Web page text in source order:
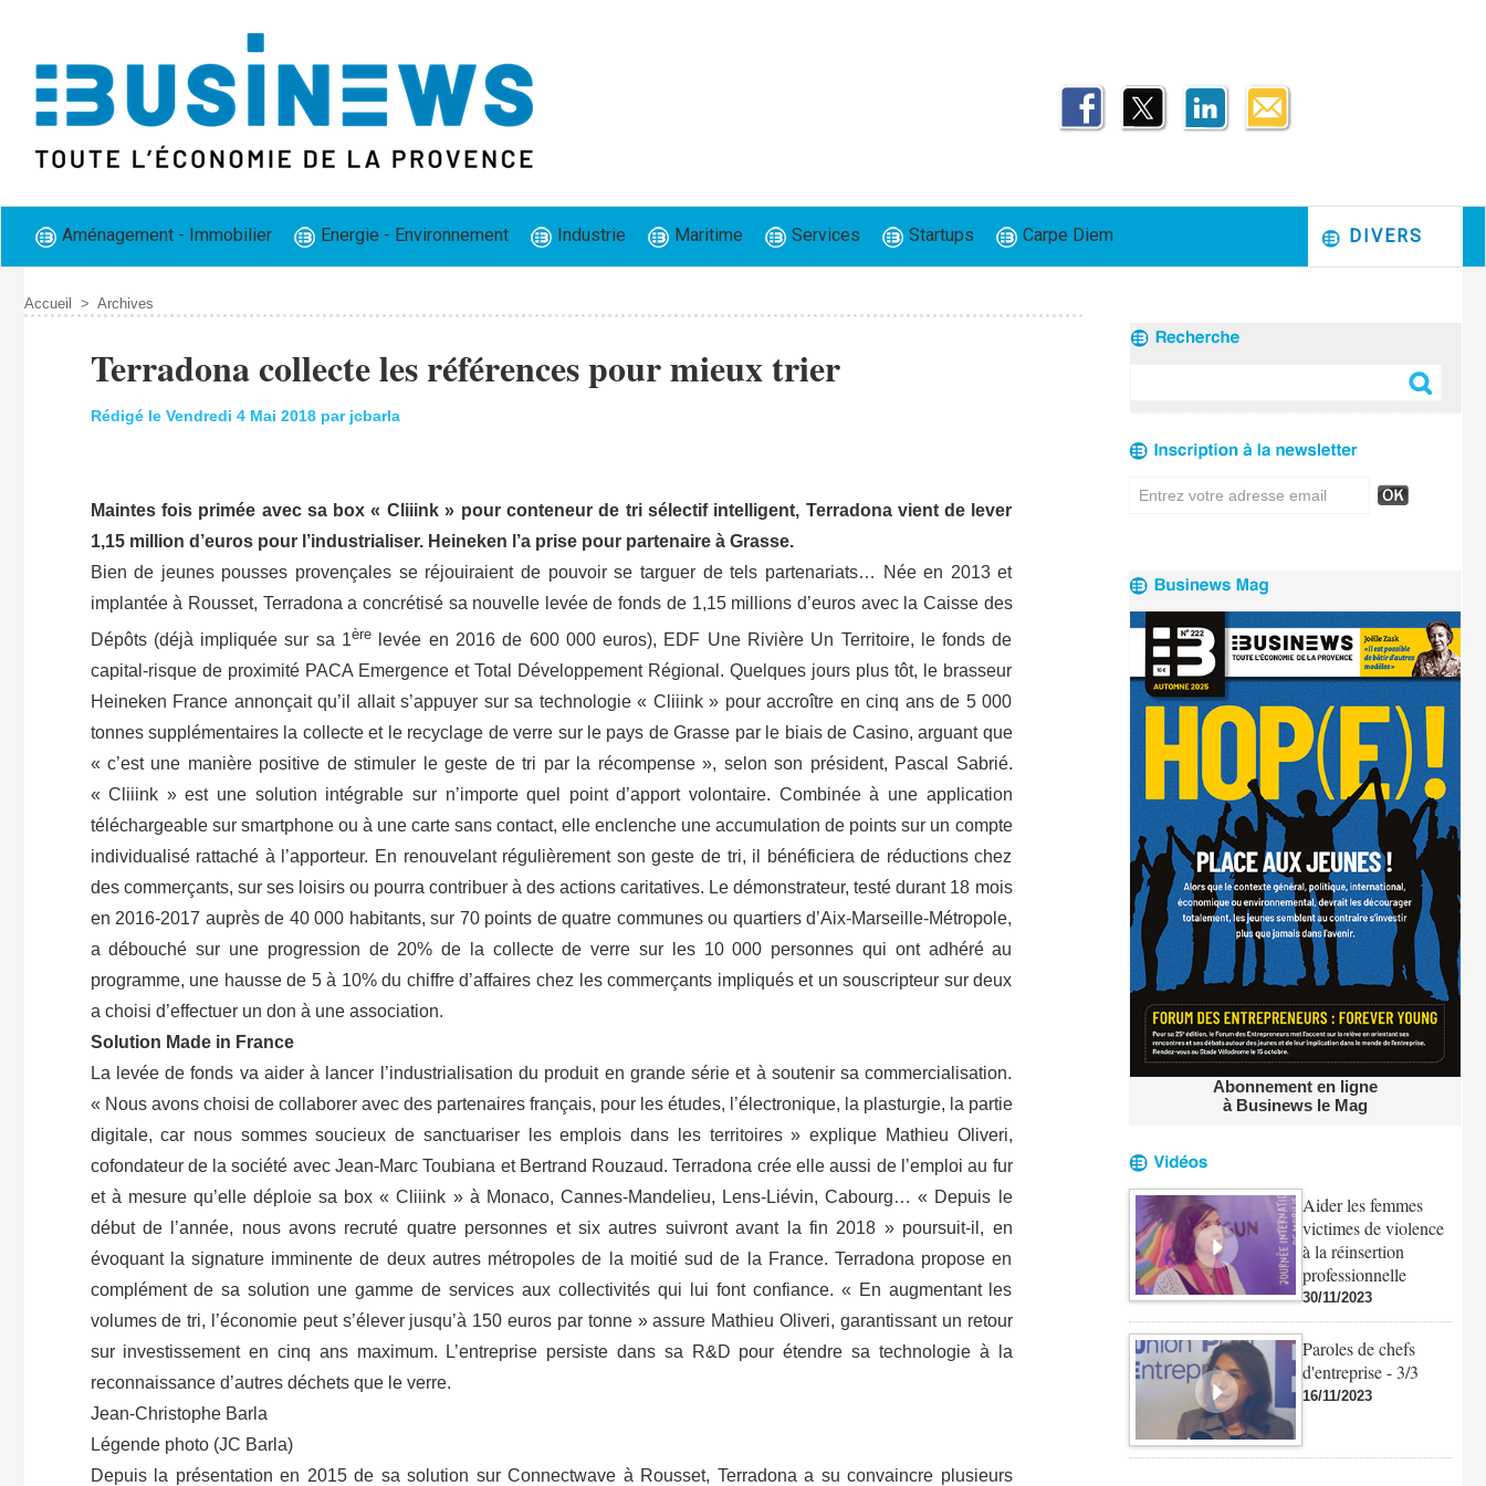
Aménagement - Immobilier Energie - Environnement Industrie Maritime Services Startups Carpe Diem DIVERS
Accueil > Archives
Terradona collecte les références pour mieux trier
Rédigé le Vendredi 4 Mai 2018 par jcbarla
Maintes fois primée avec sa box « Cliiink » pour conteneur de tri sélectif intelligent, Terradona vient de lever
1,15 million d’euros pour l’industrialiser. Heineken l’a prise pour partenaire à Grasse.
Bien de jeunes pousses provençales se réjouiraient de pouvoir se targuer de tels partenariats… Née en 2013 et
implantée à Rousset, Terradona a concrétisé sa nouvelle levée de fonds de 1,15 millions d’euros avec la Caisse des
Dépôts (déjà impliquée sur sa 1ère levée en 2016 de 600 000 euros), EDF Une Rivière Un Territoire, le fonds de
capital-risque de proximité PACA Emergence et Total Développement Régional. Quelques jours plus tôt, le brasseur
Heineken France annonçait qu’il allait s’appuyer sur sa technologie « Cliiink » pour accroître en cinq ans de 5 000
tonnes supplémentaires la collecte et le recyclage de verre sur le pays de Grasse par le biais de Casino, arguant que
« c’est une manière positive de stimuler le geste de tri par la récompense », selon son président, Pascal Sabrié.
« Cliiink » est une solution intégrable sur n’importe quel point d’apport volontaire. Combinée à une application
téléchargeable sur smartphone ou à une carte sans contact, elle enclenche une accumulation de points sur un compte
individualisé rattaché à l’apporteur. En renouvelant régulièrement son geste de tri, il bénéficiera de réductions chez
des commerçants, sur ses loisirs ou pourra contribuer à des actions caritatives. Le démonstrateur, testé durant 18 mois
en 2016-2017 auprès de 40 000 habitants, sur 70 points de quatre communes ou quartiers d’Aix-Marseille-Métropole,
a débouché sur une progression de 20% de la collecte de verre sur les 10 000 personnes qui ont adhéré au
programme, une hausse de 5 à 10% du chiffre d’affaires chez les commerçants impliqués et un souscripteur sur deux
a choisi d’effectuer un don à une association.
Solution Made in France
La levée de fonds va aider à lancer l’industrialisation du produit en grande série et à soutenir sa commercialisation.
« Nous avons choisi de collaborer avec des partenaires français, pour les études, l’électronique, la plasturgie, la partie
digitale, car nous sommes soucieux de sanctuariser les emplois dans les territoires » explique Mathieu Oliveri,
cofondateur de la société avec Jean-Marc Toubiana et Bertrand Rouzaud. Terradona crée elle aussi de l’emploi au fur
et à mesure qu’elle déploie sa box « Cliiink » à Monaco, Cannes-Mandelieu, Lens-Liévin, Cabourg… « Depuis le
début de l’année, nous avons recruté quatre personnes et six autres suivront avant la fin 2018 » poursuit-il, en
évoquant la signature imminente de deux autres métropoles de la moitié sud de la France. Terradona propose en
complément de sa solution une gamme de services aux collectivités qui lui font confiance. « En augmentant les
volumes de tri, l’économie peut s’élever jusqu’à 150 euros par tonne » assure Mathieu Oliveri, garantissant un retour
sur investissement en cinq ans maximum. L’entreprise persiste dans sa R&D pour étendre sa technologie à la
reconnaissance d’autres déchets que le verre.
Jean-Christophe Barla
Légende photo (JC Barla)
Depuis la présentation en 2015 de sa solution sur Connectwave à Rousset, Terradona a su convaincre plusieurs
Abonnement en ligne
à Businews le Mag
Aider les femmes
victimes de violence
à la réinsertion
professionnelle
30/11/2023
Paroles de chefs
d'entreprise - 3/3
16/11/2023